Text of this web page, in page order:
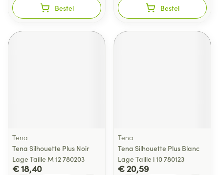
Bestel Bestel
Tena
Tena Silhouette Plus Noir
Lage Taille M 12 780203
€ 18,40
Tena
Tena Silhouette Plus Blanc
Lage Taille l 10 780123
€ 20,59